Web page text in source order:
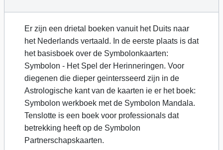
Er zijn een drietal boeken vanuit het Duits naar
het Nederlands vertaald. In de eerste plaats is dat
het basisboek over de Symbolonkaarten:
Symbolon - Het Spel der Herinneringen. Voor
diegenen die dieper geintersseerd zijn in de
Astrologische kant van de kaarten ie er het boek:
Symbolon werkboek met de Symbolon Mandala.
Tenslotte is een boek voor professionals dat
betrekking heeft op de Symbolon
Partnerschapskaarten.